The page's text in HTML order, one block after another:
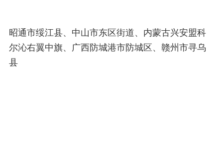
昭通市绥江县、中山市东区街道、内蒙古兴安盟科
尔沁右翼中旗、广西防城港市防城区、赣州市寻乌
县